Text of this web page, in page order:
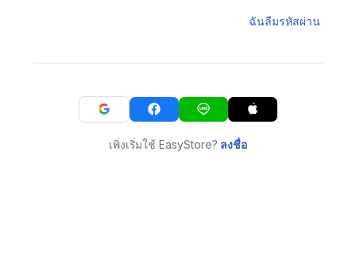
ฉันลืมรหัสผ่าน
เพิ่งเริ่มใช้ EasyStore? ลงชื่อ